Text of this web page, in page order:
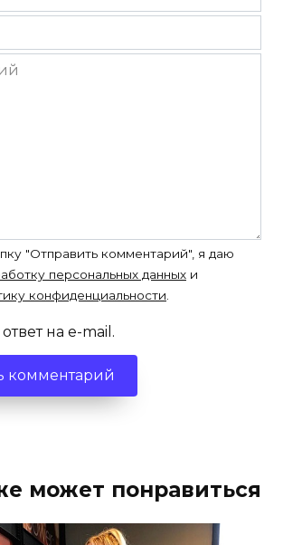
"Отправить комментарий", я даю
персональных данных и
конфиденциальности.
на e-mail.
может понравиться